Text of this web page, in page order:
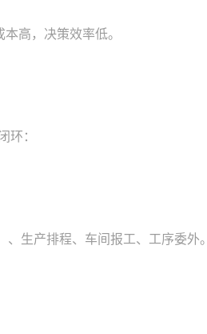
高，决策效率低。
环：
、生产排程、车间报工、工序委外。